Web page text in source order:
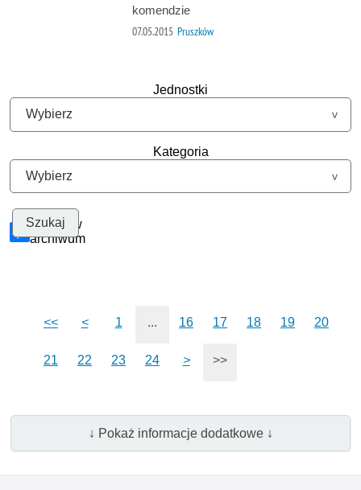
komendzie
07.05.2015 Pruszków
Jednostki
Kategoria
Szukaj w
archiwum
<< < 1 ... 16 17 18 19 20
21 22 23 24 > >>
↓ Pokaż informacje dodatkowe ↓